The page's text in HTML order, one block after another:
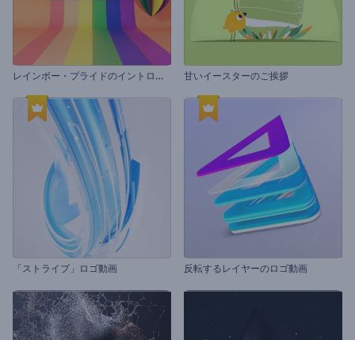
レ
インボー・プライドのイントロ動画 甘いイースターのご挨拶
「ストライプ」ロゴ動画 反転するレイヤーのロゴ動画